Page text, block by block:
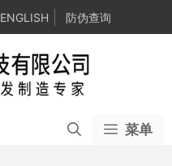
ENGLISH 防伪查询
菜单